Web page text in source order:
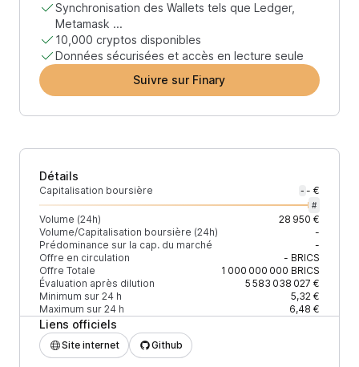
Synchronisation des Wallets tels que Ledger,
Metamask ...
10,000 cryptos disponibles
Données sécurisées et accès en lecture seule
Suivre sur Finary
Détails
Capitalisation boursière - - €
#
Volume (24h)
28 950 €
Volume/Capitalisation boursière (24h)
-
Prédominance sur la cap. du marché
-
Offre en circulation
- BRICS
Offre Totale
1 000 000 000 BRICS
Évaluation après dilution
5 583 038 027 €
Minimum sur 24 h
5,32 €
Maximum sur 24 h
6,48 €
Liens officiels
Site internet Github